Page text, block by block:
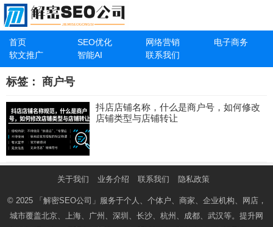
首页 SEO优化 网络营销
电子商务
软文推广
智能AI 联系我们
标签： 商户号
抖店店铺名称，什么是商户号，如何修改
店铺类型与店铺转让
关于我们 业务介绍 联系我们 隐私政策
© 2025 「解密SEO公司」 服务于个人、个体户、商家、企业机构、网店，
城市覆盖北京、上海、广州、深圳、长沙、杭州、成都、武汉等。提升网